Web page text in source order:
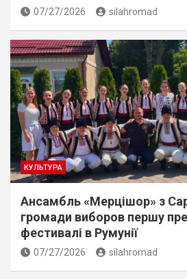
07/27/2026 silahromad
КУЛЬТУРА
Ансамбль «Мерцішор» з
громади виборов першу
фестивалі в Румунії
07/27/2026 silahromad